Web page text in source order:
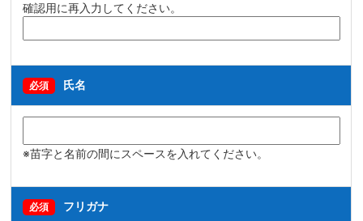
確認用に再入力してください。
必須 氏名
※苗字と名前の間にスペースを入れてください。
必須 フリガナ